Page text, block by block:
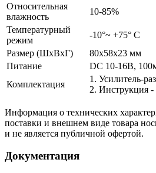
Относительная
влажность
10-85%
Температурный
режим
-10°~ +75° С
Размер (ШxВxГ)
80x58x23 мм
Питание
DC 10-16В,
Комплектация
1. Усилитель-
2. Инструкция -
Информация о технических
поставки и внешнем виде товара
и не является публичной офертой.
Документация